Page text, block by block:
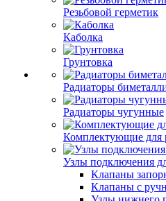
Резьбовой герметик
Каболка
Грунтовка
Радиаторы
Радиаторы чугунные
Комплектующие для
Узлы подключения
Клапаны
Клапаны с